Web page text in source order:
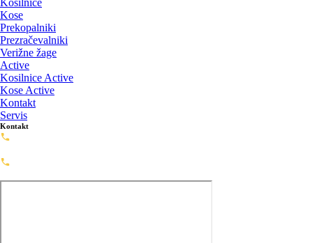
Kosilnice
Kose
Prekopalniki
Prezračevalniki
Verižne žage
Active
Kosilnice Active
Kose Active
Kontakt
Servis
Kontakt